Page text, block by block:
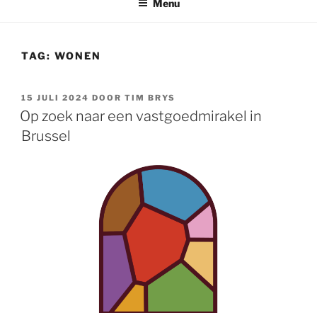
Menu
TAG: WONEN
GEPLAATST
OP
15 JULI 2024 DOOR TIM BRYS
Op zoek naar een vastgoedmirakel in
Brussel